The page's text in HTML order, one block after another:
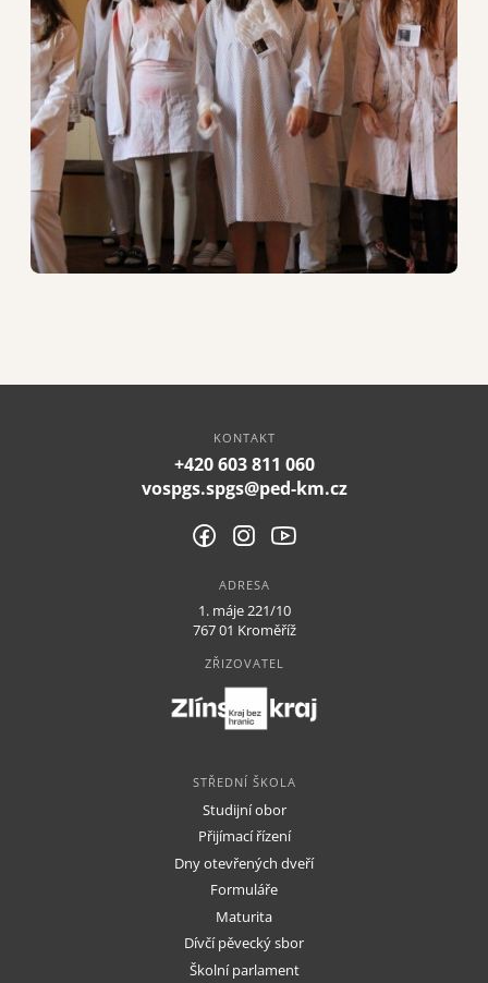
KONTAKT
+420 603 811 060
vospgs.spgs@ped-km.cz
ADRESA
1. máje 221/10
767 01 Kroměříž
ZŘIZOVATEL
STŘEDNÍ ŠKOLA
Studijní obor
Přijímací řízení
Dny otevřených dveří
Formuláře
Maturita
Dívčí pěvecký sbor
Školní parlament